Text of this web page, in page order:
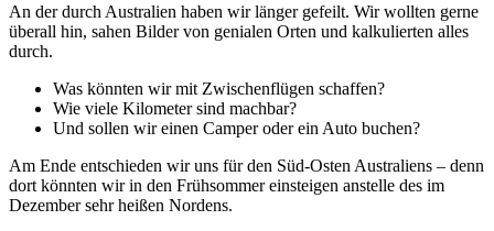
An der durch Australien haben wir länger gefeilt. Wir wollten gerne
überall hin, sahen Bilder von genialen Orten und kalkulierten alles
durch.
Was könnten wir mit Zwischenflügen schaffen?
Wie viele Kilometer sind machbar?
Und sollen wir einen Camper oder ein Auto buchen?
Am Ende entschieden wir uns für den Süd-Osten Australiens – denn
dort könnten wir in den Frühsommer einsteigen anstelle des im
Dezember sehr heißen Nordens.